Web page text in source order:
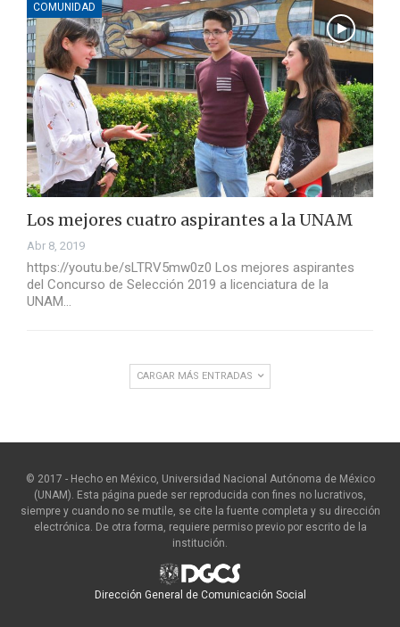
COMUNIDAD
Los mejores cuatro aspirantes a la UNAM
Abr 8, 2019
https://youtu.be/sLTRV5mw0z0 Los mejores aspirantes
del Concurso de Selección 2019 a licenciatura de la
UNAM…
CARGAR MÁS ENTRADAS
© 2017 - Hecho en México, Universidad Nacional Autónoma de México
(UNAM). Esta página puede ser reproducida con fines no lucrativos,
siempre y cuando no se mutile, se cite la fuente completa y su dirección
electrónica. De otra forma, requiere permiso previo por escrito de la
institución.
Dirección General de Comunicación Social